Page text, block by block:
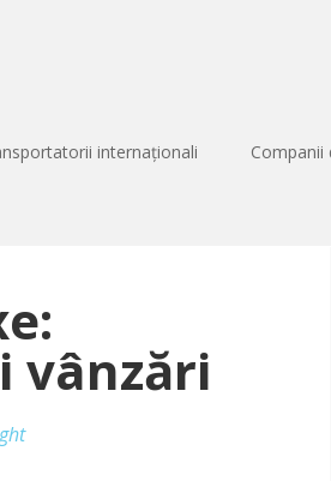
internaționali
vânzări